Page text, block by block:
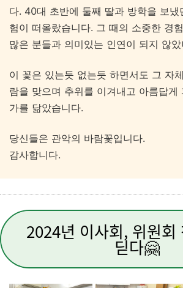
다. 40대 초반에 둘째 딸과 방학을 보냈
험이 떠올랐습니다. 그 때의 소중한 경
많은 분들과 의미있는 인연이 되지 않
이 꽃은 있는듯 없는듯 하면서도 그 자
람을 맞으며 추위를 이겨내고 아름답게
가를 닮았습니다.
당신들은 관악의 바람꽃입니다.
감사합니다.
2024년 이사회, 위원회
딛다🤗